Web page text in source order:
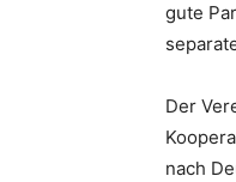
gute
Der
nach